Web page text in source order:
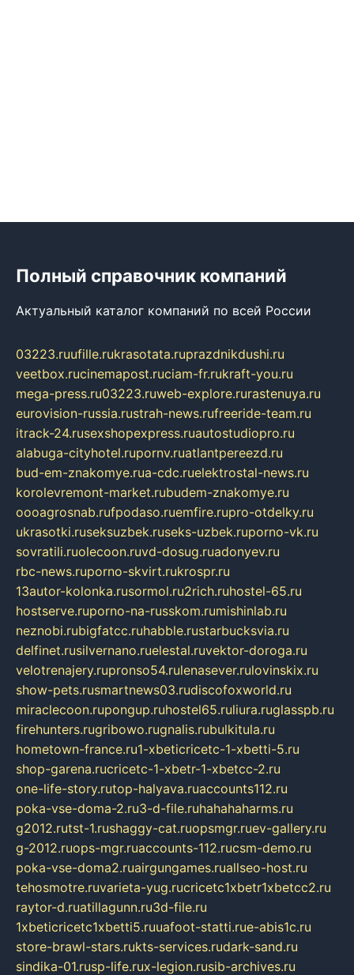
Полный справочник компаний
Актуальный каталог компаний по всей России
03223.ruufille.rukrasotata.ruprazdnikdushi.ru
veetbox.rucinemapost.ruciam-fr.rukraft-you.ru
mega-press.ru03223.ruweb-explore.rurastenuya.ru
eurovision-russia.rustrah-news.rufreeride-team.ru
itrack-24.rusexshopexpress.ruautostudiopro.ru
alabuga-cityhotel.rupornv.ruatlantpereezd.ru
bud-em-znakomye.rua-cdc.ruelektrostal-news.ru
korolevremont-market.rubudem-znakomye.ru
oooagrosnab.rufpodaso.ruemfire.rupro-otdelky.ru
ukrasotki.ruseksuzbek.ruseks-uzbek.ruporno-vk.ru
sovratili.ruolecoon.ruvd-dosug.ruadonyev.ru
rbc-news.ruporno-skvirt.rukrospr.ru
13autor-kolonka.rusormol.ru2rich.ruhostel-65.ru
hostserve.ruporno-na-russkom.rumishinlab.ru
neznobi.rubigfatcc.ruhabble.rustarbucksvia.ru
delfinet.rusilvernano.ruelestal.ruvektor-doroga.ru
velotrenajery.rupronso54.rulenasever.rulovinskix.ru
show-pets.rusmartnews03.rudiscofoxworld.ru
miraclecoon.rupongup.ruhostel65.ruliura.ruglasspb.ru
firehunters.rugribowo.rugnalis.rubulkitula.ru
hometown-france.ru1-xbeticricetc-1-xbetti-5.ru
shop-garena.rucricetc-1-xbetr-1-xbetcc-2.ru
one-life-story.rutop-halyava.ruaccounts112.ru
poka-vse-doma-2.ru3-d-file.ruhahahaharms.ru
g2012.rutst-1.rushaggy-cat.ruopsmgr.ruev-gallery.ru
g-2012.ruops-mgr.ruaccounts-112.rucsm-demo.ru
poka-vse-doma2.ruairgungames.ruallseo-host.ru
tehosmotre.ruvarieta-yug.rucricetc1xbetr1xbetcc2.ru
raytor-d.ruatillagunn.ru3d-file.ru
1xbeticricetc1xbetti5.ruuafoot-statti.rue-abis1c.ru
store-brawl-stars.rukts-services.rudark-sand.ru
sindika-01.rusp-life.rux-legion.rusib-archives.ru